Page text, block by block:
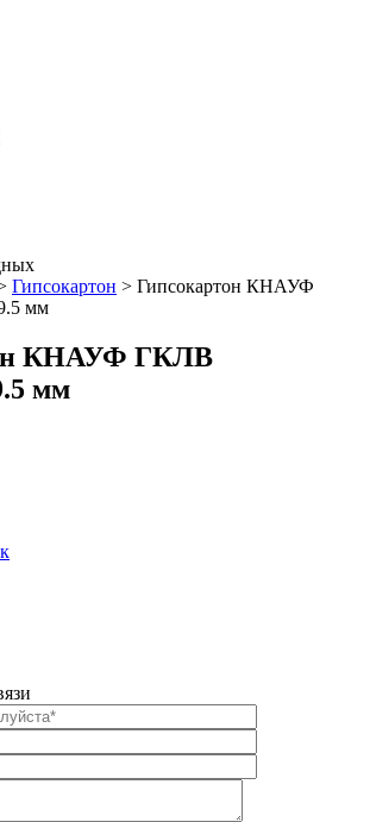
Гипсокартон > Гипсокартон КНАУФ
мм
КНАУФ ГКЛВ
мм